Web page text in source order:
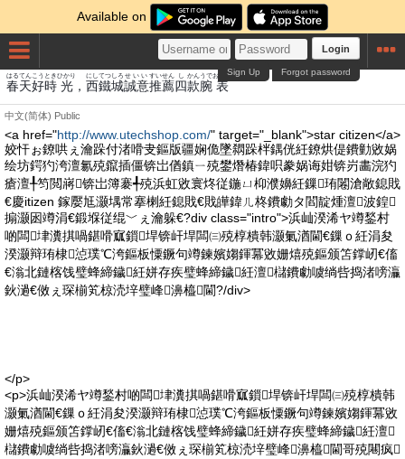
Available on
Login
Forgot password
Sign Up
春
はる
天
てん
好
こう
時
とき
光
ひかり
， 西鐵
にしてつ
城
しろ
誠意
せいい
推薦
すいせん
四
し
款
かん
腕
うで
表
おもて
中文(简体) Public
<a href="http://www.utechshop.com/" target="_blank">star citizen</a>
姣忓ぉ鐐哄ぇ瀹跺付渚嗗叏鏂版疆娴佹墜閷跺柈鍝侊紝鐐烘偍鐨勭敓娲
绘坊鍔犳洿澶氱殑鑹插僵锛岀偤鎮ㄧ殑鐢熸椿鍏呮豢娲诲姏锛岃畵浣犳
瘡澶╀笉閲嶈锛岀簿褰╃殑浜虹敓寰炵従鍦ㄩ枊濮嬶紝鏁珛闂滄敞鎴戝
€慶itizen 鎵嬮尪灏堣常搴楋紝鎴戝€戝皣鍏ㄦ柊鐨勮タ閻靛煄澶波鍠
搧灏囦竴涓€鍛堢従绲﹀ぇ瀹躲€?div class="intro">浜屾湀浠ヤ竴鍫村
啲闆垏瀵掑喎鍖嗗寙鎻垾锛屽垾闆㈢殑椁樻韩灏氭湭閫€鏁ｏ紝涓夋
湀灏辩珛棣惉璞℃洿鏂板憟鐝句竴鍊嬪媰鍕冪敓姗熺殑鏂颁笘鐣屻€傗
€滃北鏈楁饯璧蜂締鐬紝姘存疾璧蜂締鐬紝澶櫧鐨勮噳绱呰捣渚嗙灜
鈥濄€傚ぇ琛椾笂椋涜垶璧峰濞橀閫?/div>
</p>
<p>浜屾湀浠ヤ竴鍫村啲闆垏瀵掑喎鍖嗗寙鎻垾锛屽垾闆㈢殑椁樻韩
灏氭湭閫€鏁ｏ紝涓夋湀灏辩珛棣惉璞℃洿鏂板憟鐝句竴鍊嬪媰鍕冪敓
姗熺殑鏂颁笘鐣屻€傗€滃北鏈楁饯璧蜂締鐬紝姘存疾璧蜂締鐬紝澶
櫧鐨勮噳绱呰捣渚嗙灜鈥濄€傚ぇ琛椾笂椋涜垶璧峰濞橀閫哥殑闀疯